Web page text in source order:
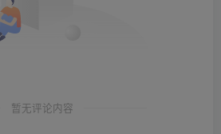
暂无评论内容